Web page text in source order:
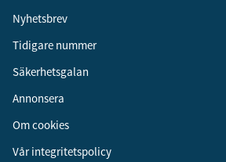
Nyhetsbrev
Tidigare nummer
Säkerhetsgalan
Annonsera
Om cookies
Vår integritetspolicy